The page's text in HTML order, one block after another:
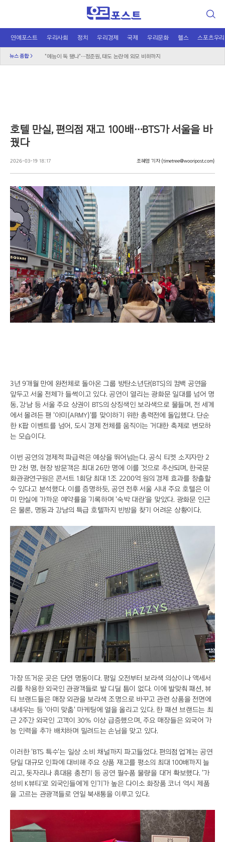
검
색
연예포스트 우리사회 정치 우리경제 국제 우리문화 헬스 스포츠우리
뉴스 종합 >
"예능이 독 됐나"…정준원, 태도 논란에 외모 비하까지
국민의힘, 선관위 직무대행 '특검 1호 수사' 촉구
K컬처 300조 시대…법은 여전히 아날로그 수준
달에 부딪힌 스페이스X, 과학적 통찰 얻나?
2차 대전 이후 최대 작전? 영국 '요새 작전' 논란
트럼프의 중동 평화 로드맵, 네타냐후가 걷어찬 이유
AI 시대의 예술, 안상수가 제안하는 몸의 감각
질투와 파멸의 기타 리프, 고전 비극 록으로 부활
7500장 타일의 마법, 전혁림미술관이 된 생가터
스파이더맨 흥행 돌풍, '망각'이 던진 경고
단것만 찾는 당신, 혈당 불균형이 원인일 수도
내 몸 망치는 만성염증, 항염 식품 5가지로 해결
유격수 고민 끝낸 KIA, 하주석이 살렸다
파도 파도 괴담, 문진희 전 위원장 전면 수사 불가피
데뷔골 아이아스 합격점, 제주의 창은 날카로웠다
호텔 만실, 편의점 재고 100배…BTS가 서울을 바
꿨다
2026-03-19 18:17 조혜영 기자 (timetree@wooripost.com)
3년 9개월 만에 완전체로 돌아온 그룹 방탄소년단(BTS)의 컴백 공연을
앞두고 서울 전체가 들썩이고 있다. 공연이 열리는 광화문 일대를 넘어 명
동, 강남 등 서울 주요 상권이 BTS의 상징색인 보라색으로 물들며, 전 세계
에서 몰려든 팬 '아미(ARMY)'를 맞이하기 위한 총력전에 돌입했다. 단순
한 K팝 이벤트를 넘어, 도시 경제 전체를 움직이는 거대한 축제로 변모하
는 모습이다.
이번 공연의 경제적 파급력은 예상을 뛰어넘는다. 공식 티켓 소지자만 2
만 2천 명, 현장 방문객은 최대 26만 명에 이를 것으로 추산되며, 한국문
화관광연구원은 콘서트 1회당 최대 1조 2200억 원의 경제 효과를 창출할
수 있다고 분석했다. 이를 증명하듯, 공연 전후 서울 시내 주요 호텔은 이
미 만실에 가까운 예약률을 기록하며 '숙박 대란'을 맞았다. 광화문 인근
은 물론, 명동과 강남의 특급 호텔까지 빈방을 찾기 어려운 상황이다.
가장 뜨거운 곳은 단연 명동이다. 평일 오전부터 보라색 의상이나 액세서
리를 착용한 외국인 관광객들로 발 디딜 틈이 없다. 이에 발맞춰 패션, 뷰
티 브랜드들은 매장 외관을 보라색 조명으로 바꾸고 관련 상품을 전면에
내세우는 등 '아미 맞춤' 마케팅에 열을 올리고 있다. 한 패션 브랜드는 최
근 2주간 외국인 고객이 30% 이상 급증했으며, 주요 매장들은 외국어 가
능 인력을 추가 배치하며 밀려드는 손님을 맞고 있다.
이러한 'BTS 특수'는 일상 소비 채널까지 파고들었다. 편의점 업계는 공연
당일 대규모 인파에 대비해 주요 상품 재고를 평소의 최대 100배까지 늘
리고, 돗자리나 휴대용 충전기 등 공연 필수품 물량을 대거 확보했다. '가
성비 K뷰티'로 외국인들에게 인기가 높은 다이소 화장품 코너 역시 제품
을 고르는 관광객들로 연일 북새통을 이루고 있다.